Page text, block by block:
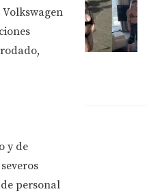
y de
personal